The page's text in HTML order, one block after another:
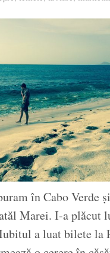
Ziua culorii
în Cabo Verde
Marei. I-a plăcut
a luat bilete la